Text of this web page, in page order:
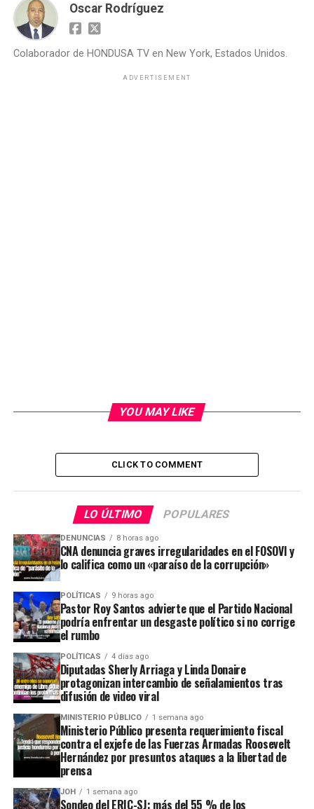
Oscar Rodríguez
Colaborador de HONDUSA TV en New York, Estados Unidos.
ADVERTISEMENT
YOU MAY LIKE
CLICK TO COMMENT
LO ÚLTIMO POPULARES
DENUNCIAS 8 horas ago
CNA denuncia graves irregularidades en el FOSOVI y
lo califica como un «paraíso de la corrupción»
POLÍTICAS 9 horas ago
Pastor Roy Santos advierte que el Partido Nacional
podría enfrentar un desgaste político si no corrige
el rumbo
POLÍTICAS 4 días ago
Diputadas Sherly Arriaga y Linda Donaire
protagonizan intercambio de señalamientos tras
difusión de video viral
MINISTERIO PÚBLICO 1 semana ago
Ministerio Público presenta requerimiento fiscal
contra el exjefe de las Fuerzas Armadas Roosevelt
Hernández por presuntos ataques a la libertad de
prensa
JOH 1 semana ago
Sondeo del ERIC-SJ: más del 55 % de los